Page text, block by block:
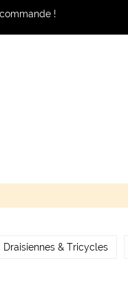
!
Draisiennes & Tricycles